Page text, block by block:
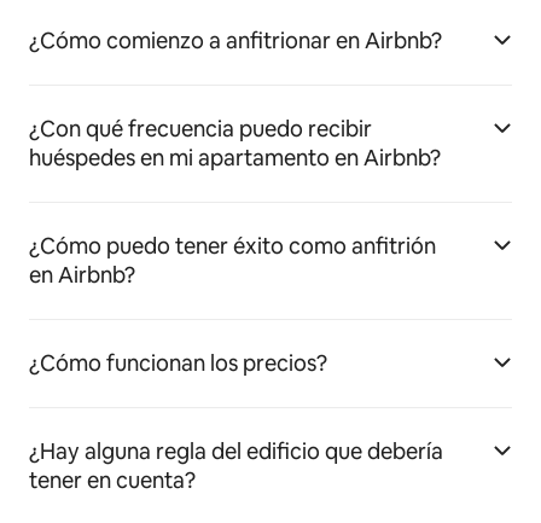
¿Cómo comienzo a anfitrionar en Airbnb?
¿Con qué frecuencia puedo recibir
huéspedes en mi apartamento en Airbnb?
¿Cómo puedo tener éxito como anfitrión
en Airbnb?
¿Cómo funcionan los precios?
¿Hay alguna regla del edificio que debería
tener en cuenta?